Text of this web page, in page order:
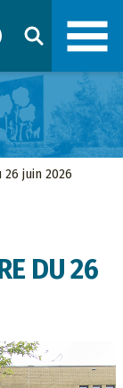
juin 2026
DU 26